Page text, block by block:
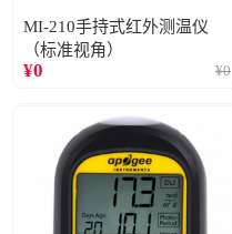
MI-210手持式红外测温仪
（标准视角）
¥0 ¥0